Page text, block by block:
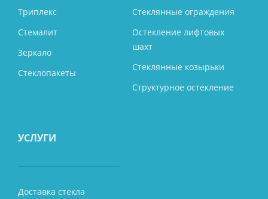
Триплекс
Стемалит
Зеркало
Стеклопакеты
Стеклянные ограждения
Остекление лифтовых
шахт
Стеклянные козырьки
Структурное остекление
УСЛУГИ
Доставка стекла